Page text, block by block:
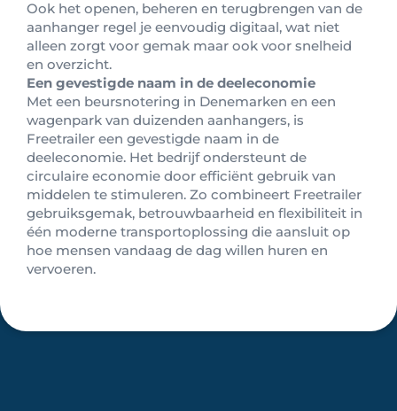
Ook het openen, beheren en terugbrengen van de
aanhanger regel je eenvoudig digitaal, wat niet
alleen zorgt voor gemak maar ook voor snelheid
en overzicht.
Een gevestigde naam in de deeleconomie
Met een beursnotering in Denemarken en een
wagenpark van duizenden aanhangers, is
Freetrailer een gevestigde naam in de
deeleconomie. Het bedrijf ondersteunt de
circulaire economie door efficiënt gebruik van
middelen te stimuleren. Zo combineert Freetrailer
gebruiksgemak, betrouwbaarheid en flexibiliteit in
één moderne transportoplossing die aansluit op
hoe mensen vandaag de dag willen huren en
vervoeren.